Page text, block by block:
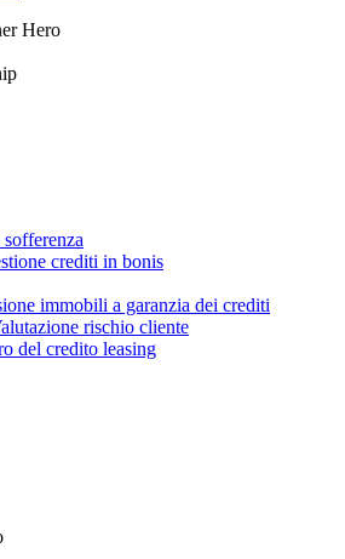
crediti in bonis
immobili a garanzia dei crediti
rischio cliente
del credito leasing